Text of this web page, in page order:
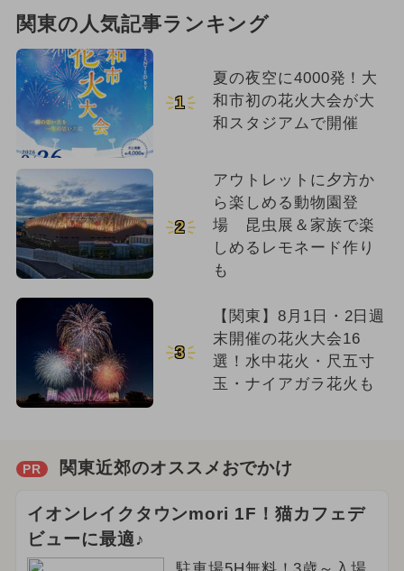
関東の人気記事ランキング
1
夏の夜空に4000発！大
和市初の花火大会が大
和スタジアムで開催
2
アウトレットに夕方か
ら楽しめる動物園登
場 昆虫展＆家族で楽
しめるレモネード作り
も
3
【関東】8月1日・2日週
末開催の花火大会16
選！水中花火・尺五寸
玉・ナイアガラ花火も
PR 関東近郊のオススメおでかけ
イオンレイクタウンmori 1F！猫カフェデ
ビューに最適♪